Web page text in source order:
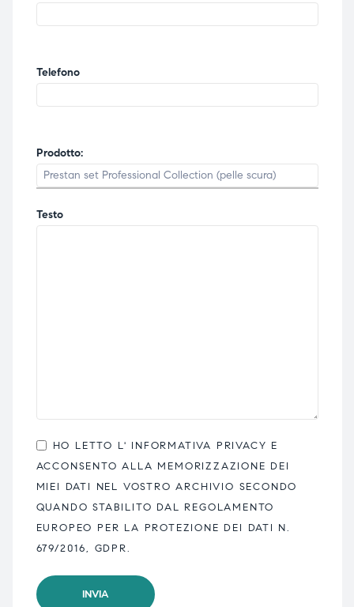
Telefono
Prodotto:
Testo
HO LETTO L' INFORMATIVA PRIVACY E
ACCONSENTO ALLA MEMORIZZAZIONE DEI
MIEI DATI NEL VOSTRO ARCHIVIO SECONDO
QUANDO STABILITO DAL REGOLAMENTO
EUROPEO PER LA PROTEZIONE DEI DATI N.
679/2016, GDPR.